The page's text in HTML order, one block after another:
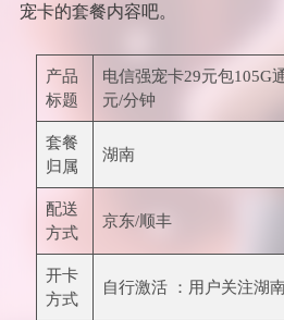
宠卡的套餐内容吧。
产品
标题
电信强宠卡29元包105G
元/分钟
套餐
归属
湖南
配送
方式
京东/顺丰
开卡
方式
自行激活 ：用户关注湖